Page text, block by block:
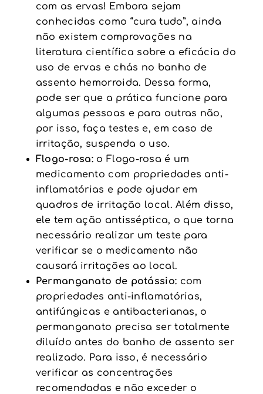
com as ervas! Embora sejam
conhecidas como “cura tudo”, ainda
não existem comprovações na
literatura científica sobre a eficácia do
uso de ervas e chás no banho de
assento hemorroida. Dessa forma,
pode ser que a prática funcione para
algumas pessoas e para outras não,
por isso, faça testes e, em caso de
irritação, suspenda o uso.
Flogo-rosa: o Flogo-rosa é um
medicamento com propriedades anti-
inflamatórias e pode ajudar em
quadros de irritação local. Além disso,
ele tem ação antisséptica, o que torna
necessário realizar um teste para
verificar se o medicamento não
causará irritações ao local.
Permanganato de potássio: com
propriedades anti-inflamatórias,
antifúngicas e antibacterianas, o
permanganato precisa ser totalmente
diluído antes do banho de assento ser
realizado. Para isso, é necessário
verificar as concentrações
recomendadas e não exceder o